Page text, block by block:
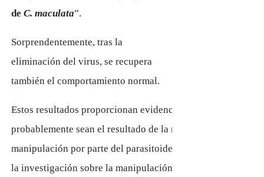
de C. maculata”.
Sorprendentemente, tras la
eliminación del virus, se recupera
también el comportamiento normal.
Estos resultados proporcionan evidencia de que los
probablemente sean el resultado de la replicación de DcPV
manipulación por parte del parasitoide. Además, la
la investigación sobre la manipulación parasitaria al